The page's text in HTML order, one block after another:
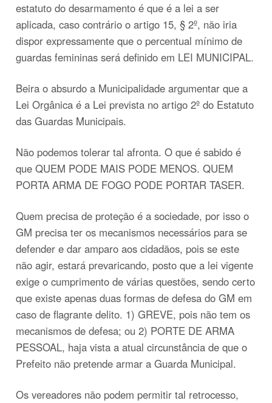
estatuto do desarmamento é que é a lei a ser
aplicada, caso contrário o artigo 15, § 2º, não iria
dispor expressamente que o percentual mínimo de
guardas femininas será definido em LEI MUNICIPAL.
Beira o absurdo a Municipalidade argumentar que a
Lei Orgânica é a Lei prevista no artigo 2º do Estatuto
das Guardas Municipais.
Não podemos tolerar tal afronta. O que é sabido é
que QUEM PODE MAIS PODE MENOS. QUEM
PORTA ARMA DE FOGO PODE PORTAR TASER.
Quem precisa de proteção é a sociedade, por isso o
GM precisa ter os mecanismos necessários para se
defender e dar amparo aos cidadãos, pois se este
não agir, estará prevaricando, posto que a lei vigente
exige o cumprimento de várias questões, sendo certo
que existe apenas duas formas de defesa do GM em
caso de flagrante delito. 1) GREVE, pois não tem os
mecanismos de defesa; ou 2) PORTE DE ARMA
PESSOAL, haja vista a atual circunstância de que o
Prefeito não pretende armar a Guarda Municipal.
Os vereadores não podem permitir tal retrocesso,